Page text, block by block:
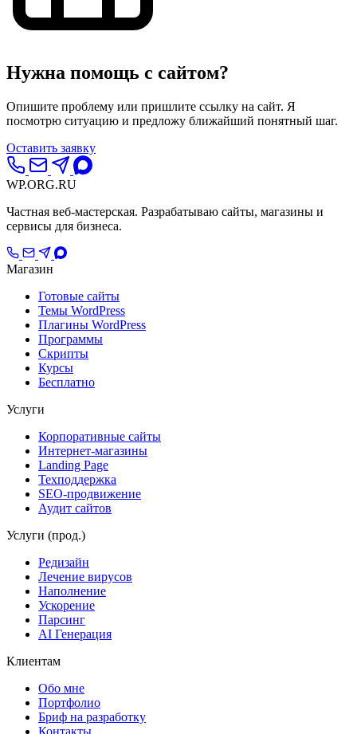
Нужна помощь с сайтом?
Опишите проблему или пришлите ссылку на сайт. Я
посмотрю ситуацию и предложу ближайший понятный шаг.
Оставить заявку
WP.ORG.RU
Частная веб-мастерская. Разрабатываю сайты, магазины и
сервисы для бизнеса.
Магазин
Готовые сайты
Темы WordPress
Плагины WordPress
Программы
Скрипты
Курсы
Бесплатно
Услуги
Корпоративные сайты
Интернет-магазины
Landing Page
Техподдержка
SEO-продвижение
Аудит сайтов
Услуги (прод.)
Редизайн
Лечение вирусов
Наполнение
Ускорение
Парсинг
AI Генерация
Клиентам
Обо мне
Портфолио
Бриф на разработку
Контакты